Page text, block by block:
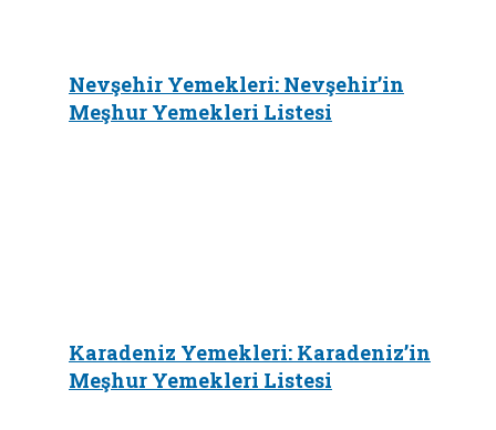
Nevşehir Yemekleri: Nevşehir’in
Meşhur Yemekleri Listesi
Karadeniz Yemekleri: Karadeniz’in
Meşhur Yemekleri Listesi